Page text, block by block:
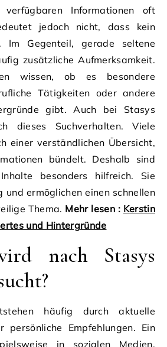
Informationen oft
jedoch nicht, dass kein
Im Gegenteil, gerade seltene
zusätzliche Aufmerksamkeit.
wissen, ob es besondere
Tätigkeiten oder andere
gibt. Auch bei Stasys
dieses Suchverhalten. Viele
einer verständlichen Übersicht,
bündelt. Deshalb sind
besonders hilfreich. Sie
und ermöglichen einen schnellen
Thema. Mehr lesen : Kerstin
und Hintergründe
nach Stasys
häufig durch aktuelle
persönliche Empfehlungen. Ein
in sozialen Medien,